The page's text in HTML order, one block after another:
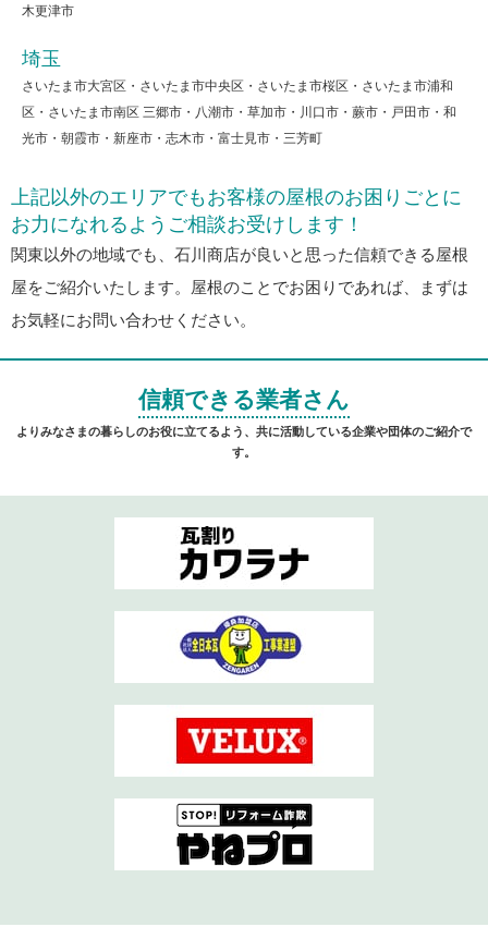
木更津市
埼玉
さいたま市大宮区・さいたま市中央区・さいたま市桜区・さいたま市浦和
区・さいたま市南区 三郷市・八潮市・草加市・川口市・蕨市・戸田市・和
光市・朝霞市・新座市・志木市・富士見市・三芳町
上記以外のエリアでもお客様の屋根のお困りごとに
お力になれるようご相談お受けします！
関東以外の地域でも、石川商店が良いと思った信頼できる屋根
屋をご紹介いたします。屋根のことでお困りであれば、まずは
お気軽にお問い合わせください。
信頼できる業者さん
よりみなさまの暮らしのお役に立てるよう、共に活動している企業や団体のご紹介で
す。